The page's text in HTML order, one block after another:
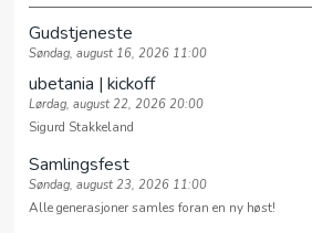
Gudstjeneste
Søndag, august 16, 2026 11:00
ubetania | kickoff
Lørdag, august 22, 2026 20:00
Sigurd Stakkeland
Samlingsfest
Søndag, august 23, 2026 11:00
Alle generasjoner samles foran en ny høst!